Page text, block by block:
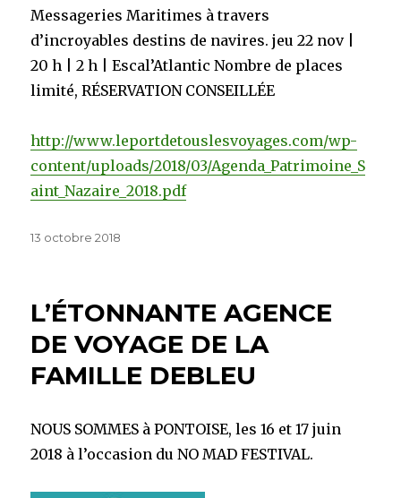
Messageries Maritimes à travers
d’incroyables destins de navires. jeu 22 nov |
20 h | 2 h | Escal’Atlantic Nombre de places
limité, RÉSERVATION CONSEILLÉE
http://www.leportdetouslesvoyages.com/wp-
content/uploads/2018/03/Agenda_Patrimoine_S
aint_Nazaire_2018.pdf
Publié
13 octobre 2018
L’ÉTONNANTE AGENCE
DE VOYAGE DE LA
FAMILLE DEBLEU
NOUS SOMMES à PONTOISE, les 16 et 17 juin
2018 à l’occasion du NO MAD FESTIVAL.